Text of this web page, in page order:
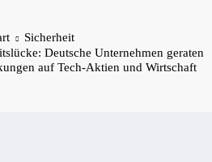
Sicherheit
Deutsche Unternehmen geraten
auf Tech-Aktien und Wirtschaft